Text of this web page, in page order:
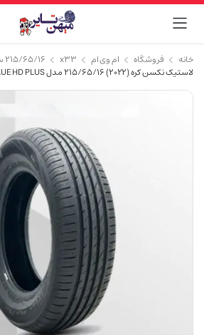
خانه فروشگاه ام وی ام x33
۲۱۵/۶۵/۱۶ سایز فابریک رینگ۱۶
لاستیک نکسن کره (2022) 215/65/16 مدل NBLUE HD PLUS